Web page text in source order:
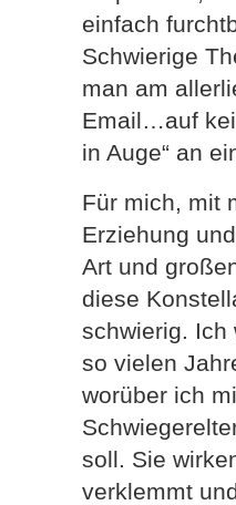
einfach
Schwierige
man am
Email…auf
in Auge“ an
Für mich, mit
Erziehung
Art und
diese
schwierig. Ich
so vielen
worüber ich
soll. Sie
verklemmt